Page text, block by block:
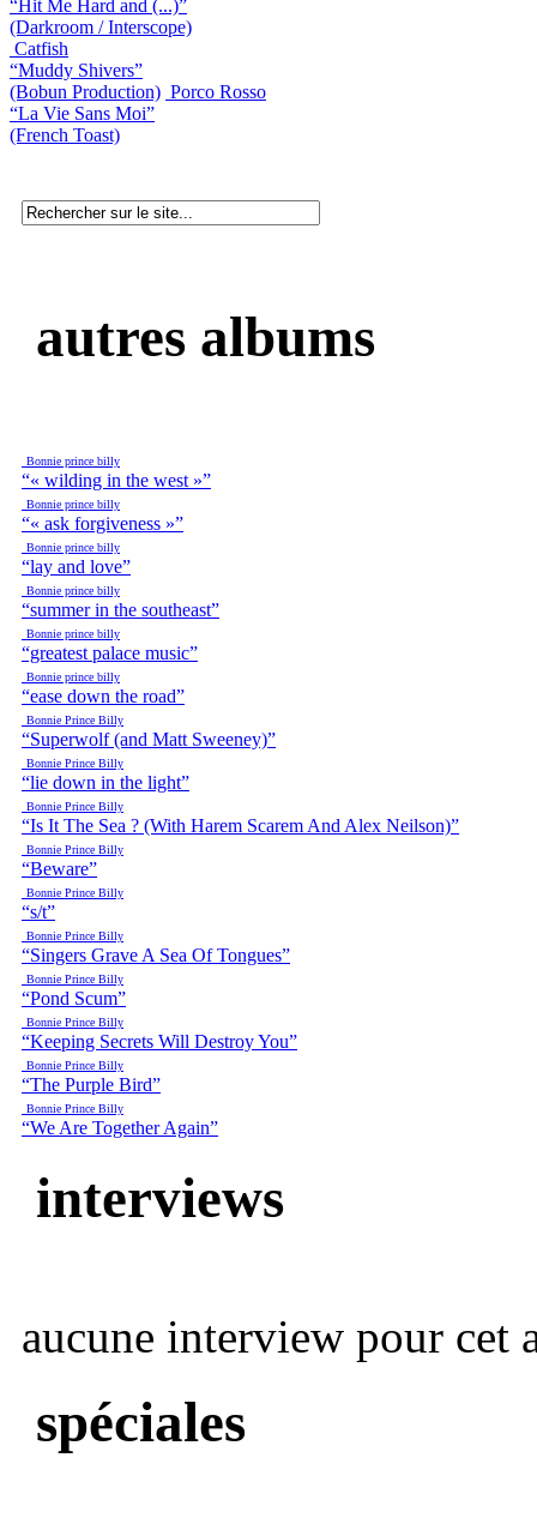
“Hit Me Hard and (...)”
(Darkroom / Interscope)
Catfish
“Muddy Shivers”
(Bobun Production) Porco Rosso
“La Vie Sans Moi”
(French Toast)
autres albums
Bonnie prince billy
“« wilding in the west »”
Bonnie prince billy
“« ask forgiveness »”
Bonnie prince billy
“lay and love”
Bonnie prince billy
“summer in the southeast”
Bonnie prince billy
“greatest palace music”
Bonnie prince billy
“ease down the road”
Bonnie Prince Billy
“Superwolf (and Matt Sweeney)”
Bonnie Prince Billy
“lie down in the light”
Bonnie Prince Billy
“Is It The Sea ? (With Harem Scarem And Alex Neilson)”
Bonnie Prince Billy
“Beware”
Bonnie Prince Billy
“s/t”
Bonnie Prince Billy
“Singers Grave A Sea Of Tongues”
Bonnie Prince Billy
“Pond Scum”
Bonnie Prince Billy
“Keeping Secrets Will Destroy You”
Bonnie Prince Billy
“The Purple Bird”
Bonnie Prince Billy
“We Are Together Again”
interviews
aucune interview pour cet
spéciales